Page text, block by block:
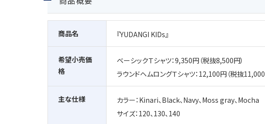
商品名 『YUDANGI KIDs』
希望小売価
格
ベーシックＴシャツ：9,350円（税抜8,500円）
ラウンドヘムロングＴシャツ： 12,100円（税抜11,000
主な仕様 カラー： Kinari、Black、Navy、Moss gray、Mocha
サイズ： 120、130､ 140